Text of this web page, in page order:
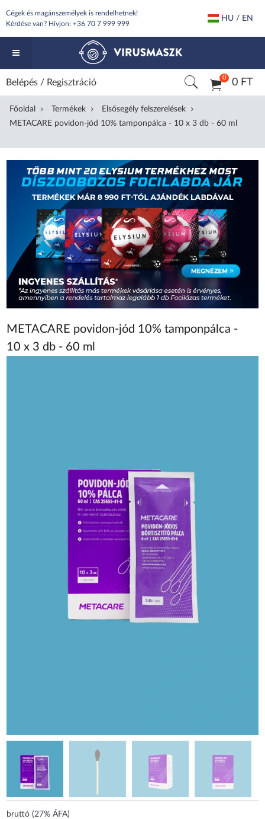
Cégek és magánszemélyek is rendelhetnek!
Kérdése van? Hívjon: +36 70 7 999 999
HU / EN
0 0 FT
Belépés / Regisztráció
Főoldal Termékek
Elsősegély felszerelések
METACARE povidon-jód 10% tamponpálca - 10 x 3 db - 60 ml
METACARE povidon-jód 10% tamponpálca -
10 x 3 db - 60 ml
bruttó (27% ÁFA)